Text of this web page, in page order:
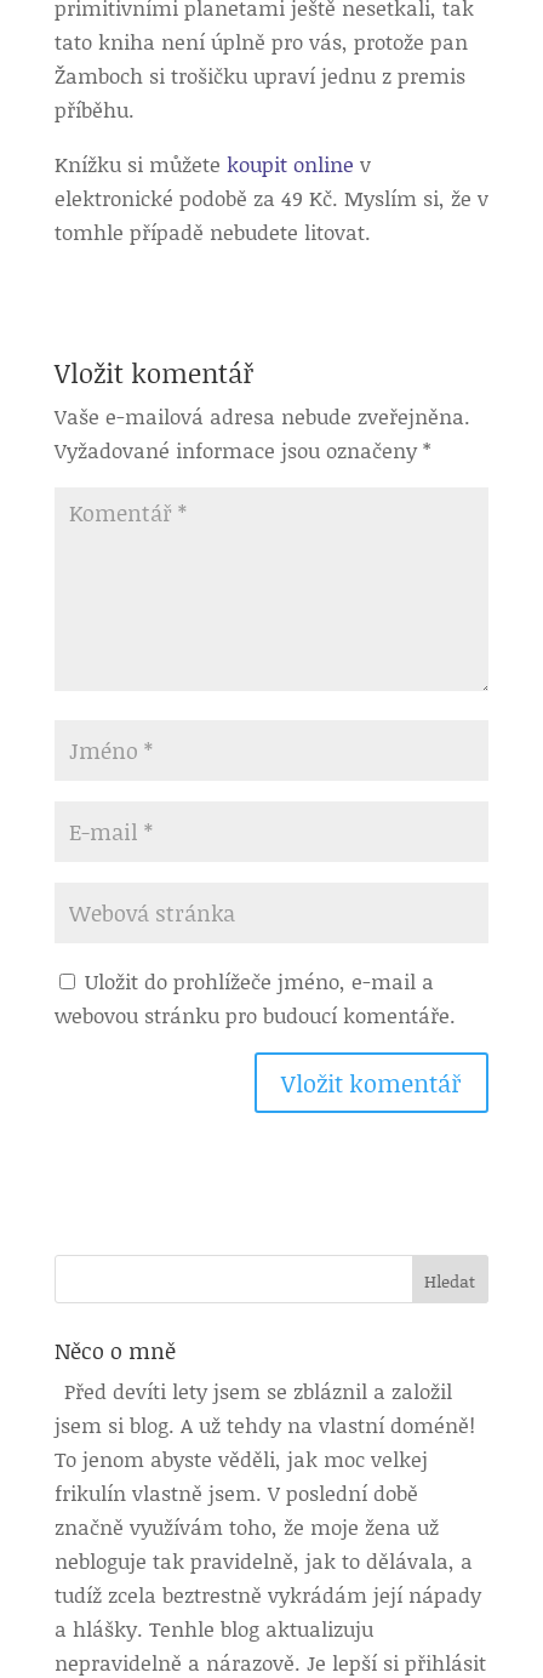
primitivními planetami ještě nesetkali, tak
tato kniha není úplně pro vás, protože pan
Žamboch si trošičku upraví jednu z premis
příběhu.
Knížku si můžete koupit online v
elektronické podobě za 49 Kč. Myslím si, že v
tomhle případě nebudete litovat.
Vložit komentář
Vaše e-mailová adresa nebude zveřejněna.
Vyžadované informace jsou označeny*
Uložit do prohlížeče jméno, e-mail a
webovou stránku pro budoucí komentáře.
Něco o mně
Před devíti lety jsem se zbláznil a založil
jsem si blog. A už tehdy na vlastní doméně!
To jenom abyste věděli, jak moc velkej
frikulín vlastně jsem. V poslední době
značně využívám toho, že moje žena už
nebloguje tak pravidelně, jak to dělávala, a
tudíž zcela beztrestně vykrádám její nápady
a hlášky. Tenhle blog aktualizuju
nepravidelně a nárazově. Je lepší si přihlásit